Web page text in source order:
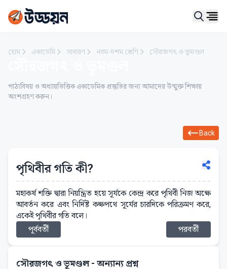
হোম একাডেমি সাধারণ নবম-দশম শ্রেণি সৌরজগৎ ও ভূমণ্ডল
পাঠ্যবিষয় ও অধ্যায়ভিত্তিক একাডেমিক প্রস্তুতির জন্য আমাদের উন্মুক্ত শিক্ষায়
অংশগ্রহণ করুন।
Back
পৃথিবীর গতি কী?
মহাকর্ষ শক্তি দ্বারা নিয়ন্ত্রিত হয়ে সূর্যকে কেন্দ্র করে পৃথিবী নিজ অক্ষে
আবর্তন করে এবং নির্দিষ্ট কক্ষপথে সূর্যের চারদিকে পরিক্রমণ করে,
একেই পৃথিবীর গতি বলে।
পূর্ববর্তী
পরবর্তী
সৌরজগৎ ও ভূমণ্ডল- অন্যান্য প্রশ্ন